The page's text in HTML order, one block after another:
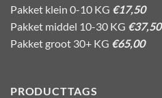
Pakket klein 0-10 KG €17,50
Pakket middel 10-30 KG €37,50
Pakket groot 30+ KG €65,00
PRODUCTTAGS